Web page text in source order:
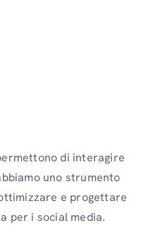
di interagire
uno strumento
e progettare
per i social media.